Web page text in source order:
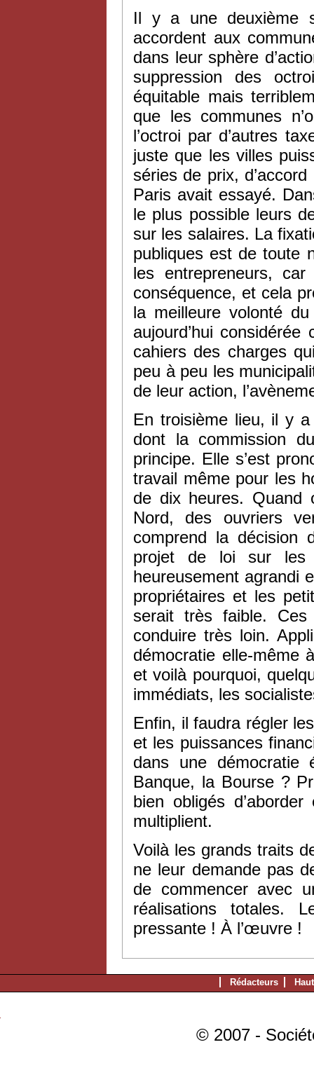
Il y a une deuxième
accordent aux
dans leur sphère
suppression des
équitable mais
que les communes
l’octroi par d’autres
juste que les villes
séries de prix,
Paris avait essayé.
le plus possible leurs
sur les salaires. La
publiques est de toute
les entrepreneurs,
conséquence, et cela
la meilleure volonté
aujourd’hui
cahiers des charges
peu à peu les
de leur action,
En troisième lieu, il y
dont la commission
principe. Elle s’est
travail même pour les
de dix heures. Quand
Nord, des ouvriers
comprend la décision
projet de loi sur les
heureusement agrandi
propriétaires et les
serait très faible.
conduire très loin.
démocratie elle-même
et voilà pourquoi,
immédiats, les
Enfin, il faudra régler
et les puissances
dans une
Banque, la Bourse ?
bien obligés
multiplient.
Voilà les grands traits
ne leur demande pas
de commencer avec
réalisations totales.
pressante ! À l’œuvre !
Rédacteurs
© 2007 -